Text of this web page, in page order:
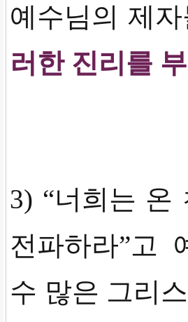
예수님의 제
러한 진리를
3) “너희는 온
전파하라”고
수 많은 그리